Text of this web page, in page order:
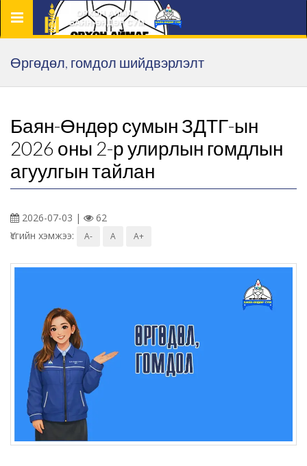
Цэс
Өргөдөл, гомдол шийдвэрлэлт
Баян-Өндөр сумын ЗДТГ-ын
2026 оны 2-р улирлын гомдлын
агуулгын тайлан
2026-07-03 |
62
Үсгийн хэмжээ:
A- A A+